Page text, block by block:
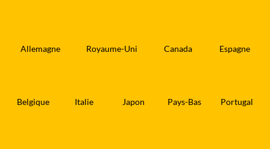
Allemagne Royaume-Uni Canada Espagne
Belgique Italie Japon Pays-Bas Portugal